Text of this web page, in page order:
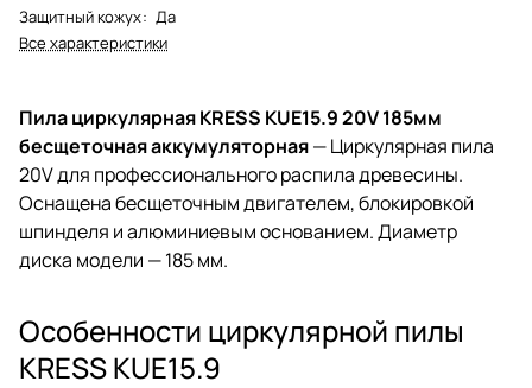
Защитный кожух: Да
Все характеристики
Пила циркулярная KRESS KUE15.9 20V 185мм
бесщеточная аккумуляторная— Циркулярная пила
20V для профессионального распила древесины.
Оснащена бесщеточным двигателем, блокировкой
шпинделя и алюминиевым основанием. Диаметр
диска модели — 185 мм.
Особенности циркулярной пилы
KRESS KUE15.9